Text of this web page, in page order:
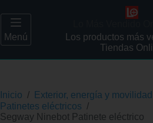
Menú
Los productos más
Tiendas
Inicio / Exterior, energía y movilidad
Patinetes eléctricos /
Segway Ninebot Patinete eléctrico